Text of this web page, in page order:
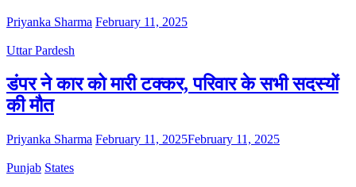
Priyanka Sharma February 11, 2025
Uttar Pardesh
डंपर ने कार को मारी टक्कर, परिवार के सभी सदस्यों
की मौत
Priyanka Sharma February 11, 2025February 11, 2025
Punjab States